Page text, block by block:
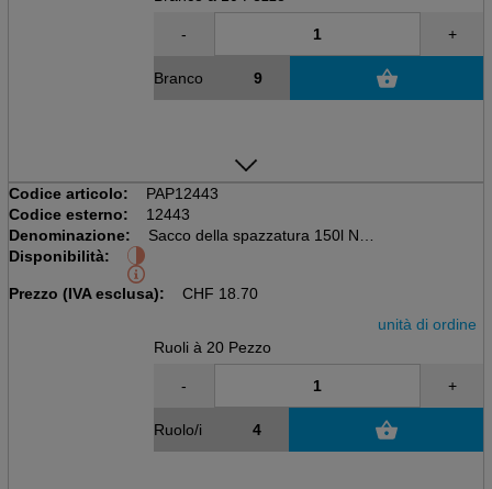
- +
Branco
Codice articolo:
PAP12443
Codice esterno:
12443
Denominazione:
Sacco della spazzatura 150l Nero
Disponibilità:
Prezzo (IVA esclusa): CHF 18.70
unità di ordine
Ruoli à 20 Pezzo
- +
Ruolo/i